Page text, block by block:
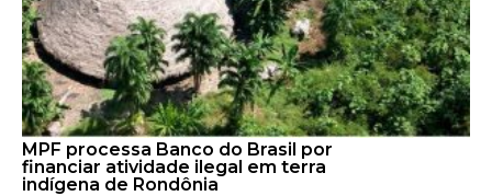
MPF processa Banco do Brasil por
financiar atividade ilegal em terra
indígena de Rondônia